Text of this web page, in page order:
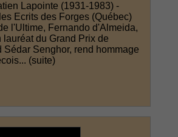
Lapointe (1931-1983) -
Ecrits des Forges (Québec)
l'Ultime, Fernando d'Almeida,
lauréat du Grand Prix de
Sédar Senghor, rend hommage
(suite)